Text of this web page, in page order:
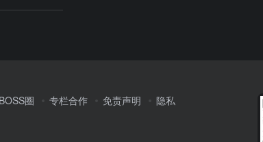
圈 专栏合作 免责声明
隐私